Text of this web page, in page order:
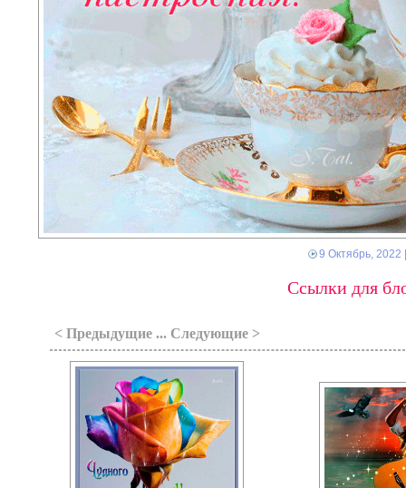
9 Октябрь, 2022
Ссылки для
< Предыдущие ... Следующие >